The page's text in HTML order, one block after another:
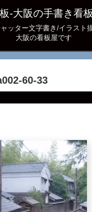
‐大阪の手書き看
ャッター文字書き/イラスト
大阪の看板屋です
60-33